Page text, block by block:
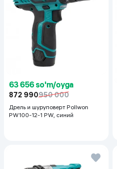
63 656 so'm/oyga
872 990950 000
Дрель и шуруповерт Pollwon
PW100-12-1 PW, синий